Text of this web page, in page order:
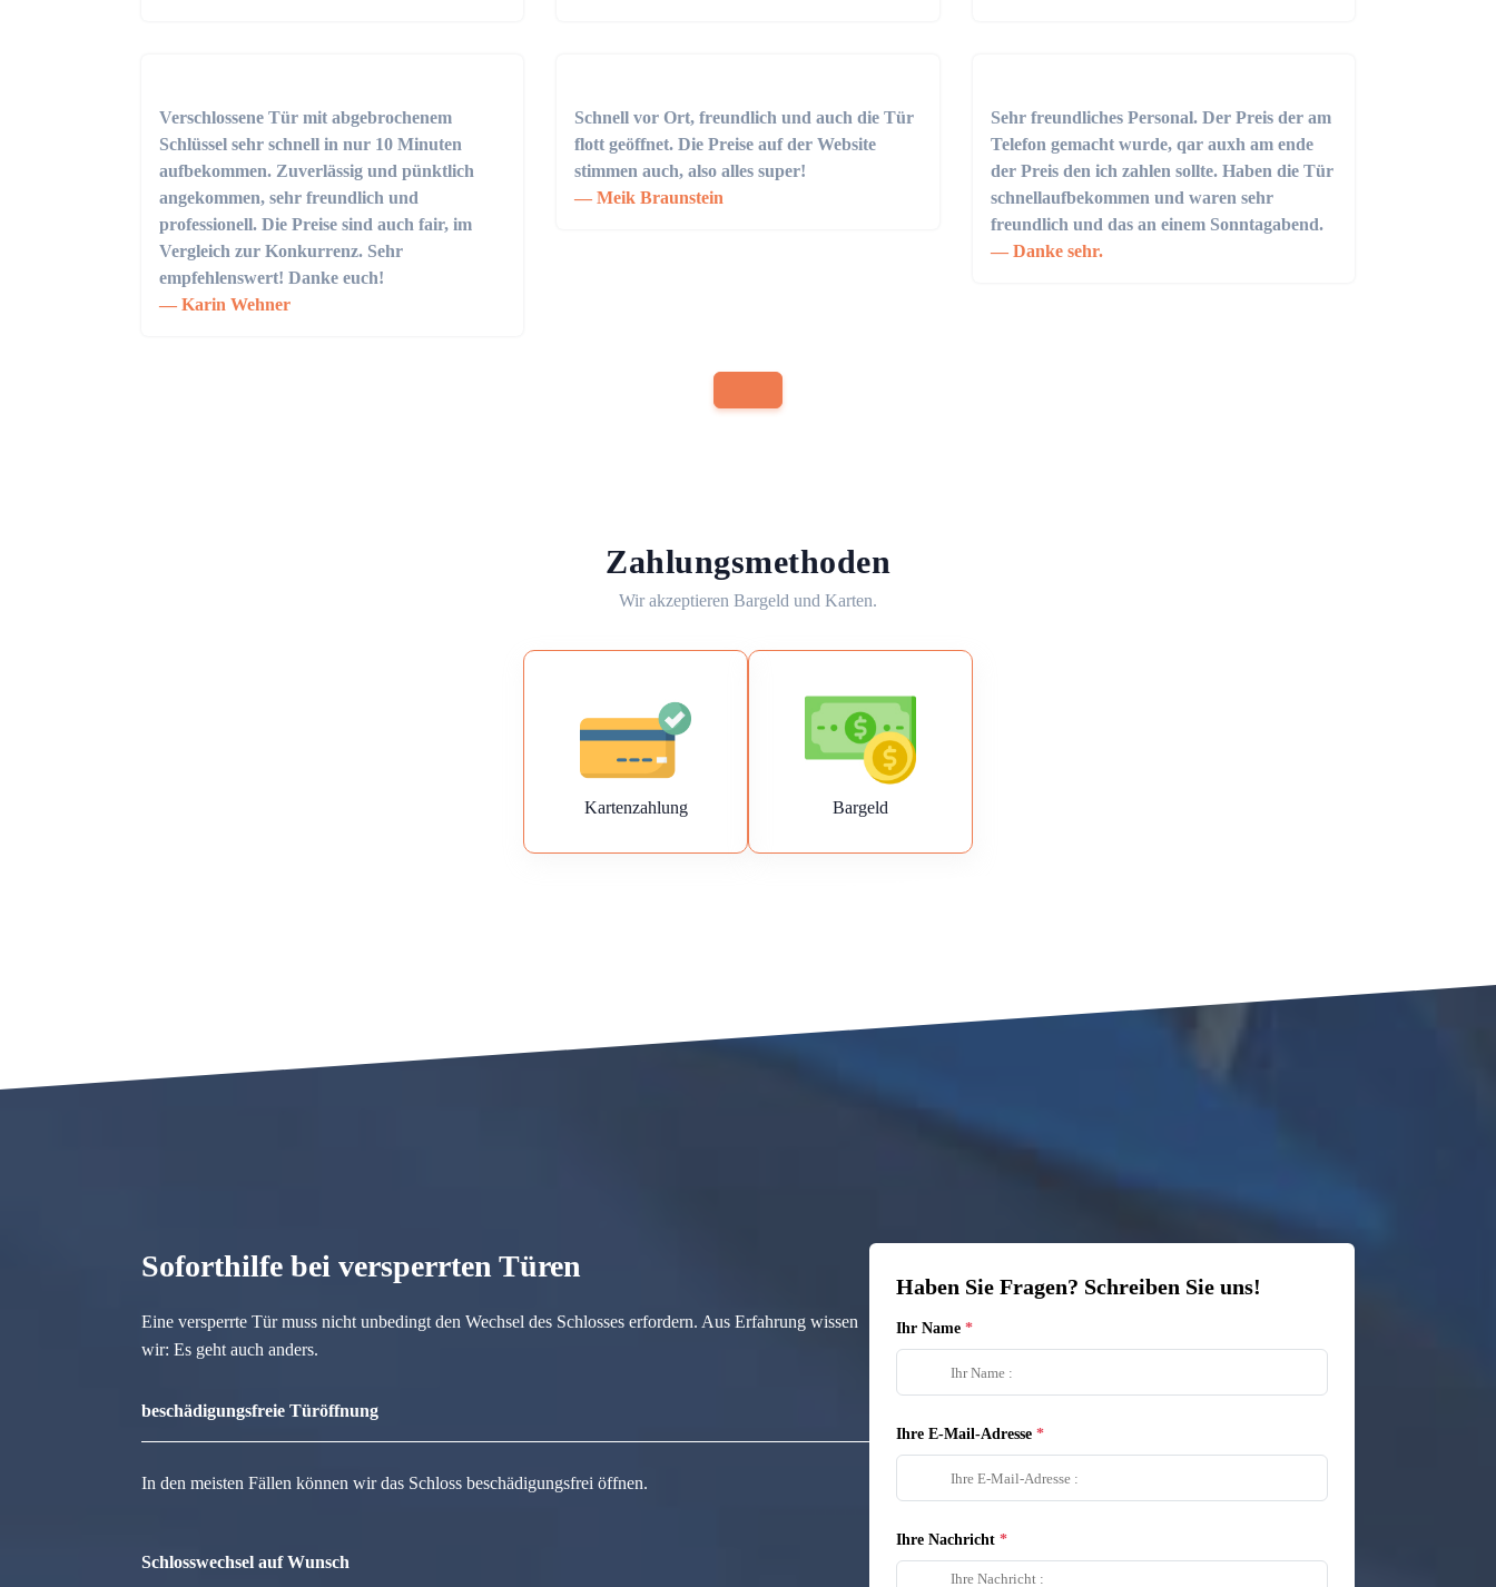
Verschlossene Tür mit abgebrochenem
Schlüssel sehr schnell in nur 10 Minuten
aufbekommen. Zuverlässig und pünktlich
angekommen, sehr freundlich und
professionell. Die Preise sind auch fair, im
Vergleich zur Konkurrenz. Sehr
empfehlenswert! Danke euch!
Karin Wehner
Schnell vor Ort, freundlich und auch die Tür
flott geöffnet. Die Preise auf der Website
stimmen auch, also alles super!
Meik Braunstein
Sehr freundliches Personal. Der Preis der am
Telefon gemacht wurde, qar auxh am ende
der Preis den ich zahlen sollte. Haben die Tür
schnellaufbekommen und waren sehr
freundlich und das an einem Sonntagabend.
Danke sehr.
Zahlungsmethoden
Wir akzeptieren Bargeld und Karten.
Kartenzahlung Bargeld
Soforthilfe bei versperrten Türen
Eine versperrte Tür muss nicht unbedingt den Wechsel des Schlosses erfordern. Aus Erfahrung wissen
wir: Es geht auch anders.
beschädigungsfreie Türöffnung
In den meisten Fällen können wir das Schloss beschädigungsfrei öffnen.
Schlosswechsel auf Wunsch
Haben Sie Fragen? Schreiben Sie uns!
Ihr Name
Ihre E-Mail-Adresse
Ihre Nachricht